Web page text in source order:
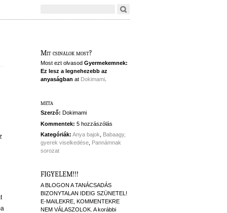
Mit csinálok most?
Most ezt olvasod Gyermekemnek:
Ez lesz a legnehezebb az
anyaságban at Dokimami
meta
Szerző: Dokimami
Kommentek: 5 hozzászólás
Kategóriák: Anya bajok
Babaagy,
gyerek viselkedése
Pannámnak
sorozat
FIGYELEM!!!
A BLOGON A TANÁCSADÁS
BIZONYTALAN IDEIG SZÜNETEL!
E-MAILEKRE, KOMMENTEKRE
NEM VÁLASZOLOK. A korábbi